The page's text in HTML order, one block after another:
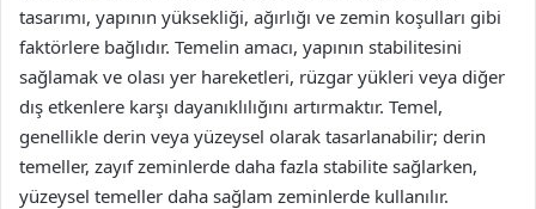
tasarımı, yapının yüksekliği, ağırlığı ve zemin koşulları gibi
faktörlere bağlıdır. Temelin amacı, yapının stabilitesini
sağlamak ve olası yer hareketleri, rüzgar yükleri veya diğer
dış etkenlere karşı dayanıklılığını artırmaktır. Temel,
genellikle derin veya yüzeysel olarak tasarlanabilir; derin
temeller, zayıf zeminlerde daha fazla stabilite sağlarken,
yüzeysel temeller daha sağlam zeminlerde kullanılır.